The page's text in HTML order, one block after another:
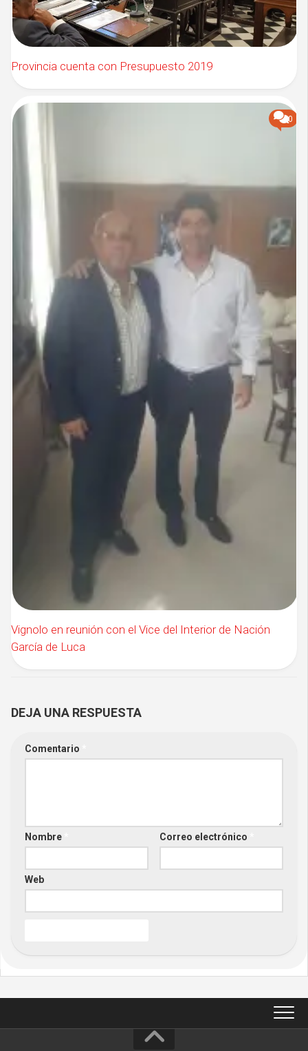
Provincia cuenta con Presupuesto 2019
0
Vignolo en reunión con el Vice del Interior de Nación
García de Luca
DEJA UNA RESPUESTA
Comentario
Nombre Correo electrónico
Web